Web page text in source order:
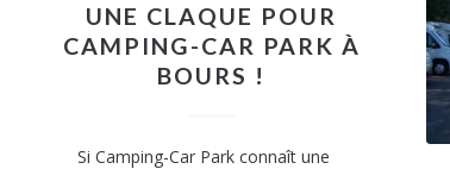
UNE CLAQUE POUR
CAMPING-CAR PARK À
BOURS !
Si Camping-Car Park connaît une